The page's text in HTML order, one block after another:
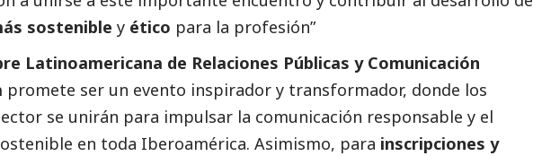
sostenible y ético para la profesión”
Latinoamericana de Relaciones Públicas y Comunicación
promete ser un evento inspirador y transformador, donde los
se unirán para impulsar la comunicación responsable y el
en toda Iberoamérica. Asimismo, para inscripciones y